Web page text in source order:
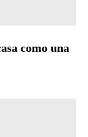
como una